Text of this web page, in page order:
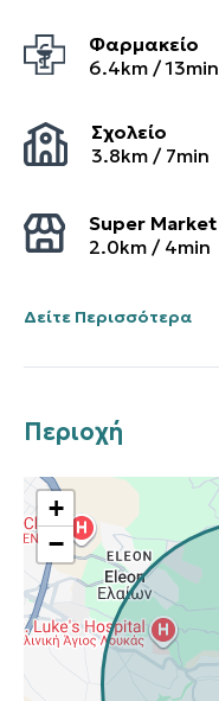
Φαρμακείο
6.4km /13min
Σχολείο
3.8km / 7min
Super Market
2.0km / 4min
Δείτε Περισσότερα
Περιοχή
+
−